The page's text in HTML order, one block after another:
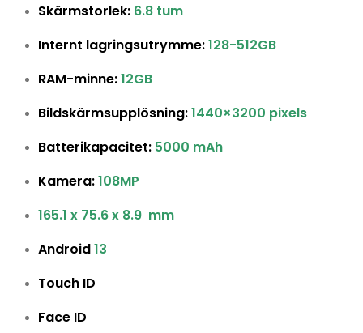
Skärmstorlek: 6.8 tum
Internt lagringsutrymme:128-512GB
RAM-minne:12GB
Bildskärmsupplösning:1440×3200 pixels
Batterikapacitet: 5000 mAh
Kamera:108MP
165.1 x 75.6 x 8.9 mm
Android13
Touch ID
Face ID